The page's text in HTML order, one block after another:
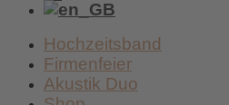
Hochzeitsband
Firmenfeier
Akustik Duo